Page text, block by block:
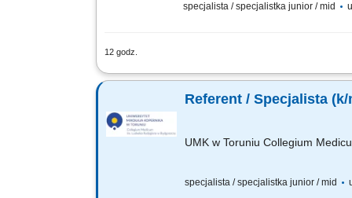
specjalista / specjalistka junior / mid
12 godz.
Opis stanowiska: Osoba zatrudniona
Referent / Specjalista
UMK w Toruniu Collegium
specjalista / specjalistka junior / mid